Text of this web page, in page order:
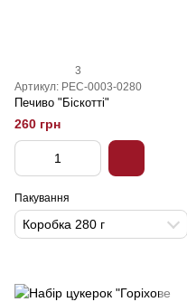
3
Артикул: PEC-0003-0280
Печиво "Біскотті"
260 грн
Пакування
Коробка 280 г